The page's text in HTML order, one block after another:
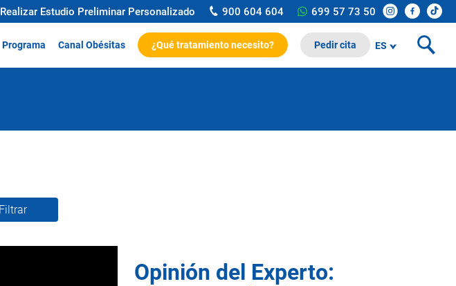
Realizar Estudio Preliminar Personalizado 900 604 604 699 57 73 50
Programa Canal Obésitas ¿Qué tratamiento necesito? Pedir cita ES
Opinión del Experto: